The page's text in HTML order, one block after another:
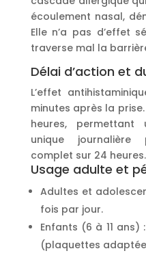
écoulement nasal,
Elle n’a pas d’effet
traverse mal la
Délai d’action et
L’effet
minutes après la
heures,
unique journalière
complet sur 24 heures.
Usage adulte et
Adultes et
fois par jour.
Enfants (6 à 11
(plaquettes